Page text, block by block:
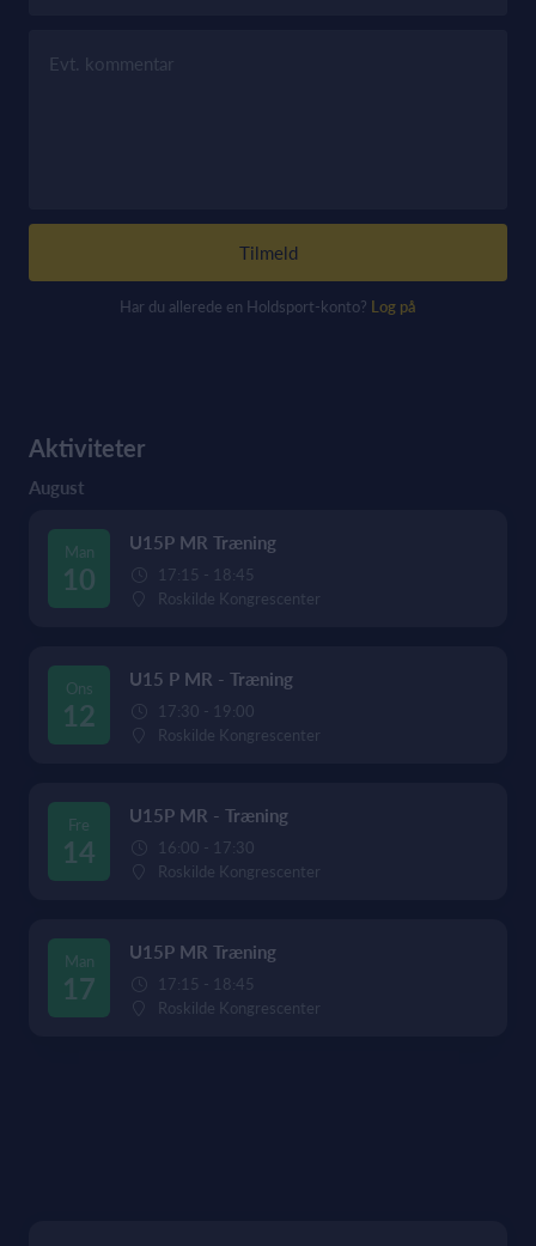
Evt. kommentar
Tilmeld
Har du allerede en Holdsport-konto? Log på
Aktiviteter
August
Man
10
U15P MR Træning
17:15 - 18:45
Roskilde Kongrescenter
Ons
12
U15 P MR - Træning
17:30 - 19:00
Roskilde Kongrescenter
Fre
14
U15P MR - Træning
16:00 - 17:30
Roskilde Kongrescenter
Man
17
U15P MR Træning
17:15 - 18:45
Roskilde Kongrescenter